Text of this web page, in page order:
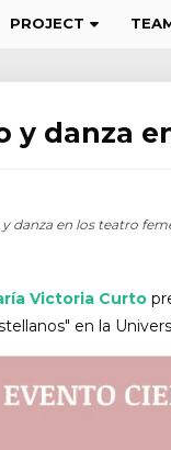
PROJECT
y danza
danza en los teatro
Victoria Curto
en la